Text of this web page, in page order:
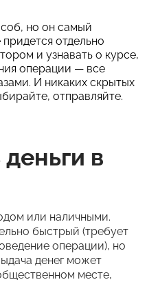
но он самый
отдельно
и узнавать о курсе,
операции — все
И никаких скрытых
отправляйте.
в
или наличными.
быстрый (требует
операции), но
денег может
месте,